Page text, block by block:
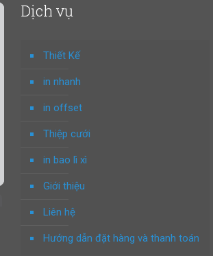
Dịch vụ
Thiết Kế
in nhanh
in offset
Thiệp cưới
in bao lì xì
Giới thiệu
Liên hệ
Hướng dẫn đặt hàng và thanh toán